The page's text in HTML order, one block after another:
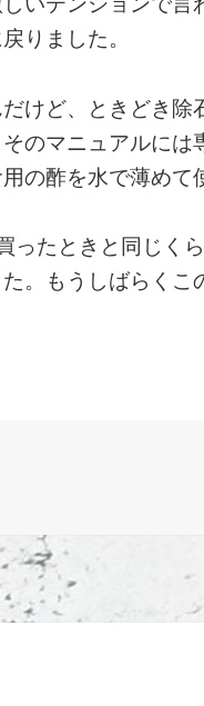
りました。
けど、ときどき除
のマニュアルには
の酢を水で薄めて
ったときと同じく
。もうしばらくこ